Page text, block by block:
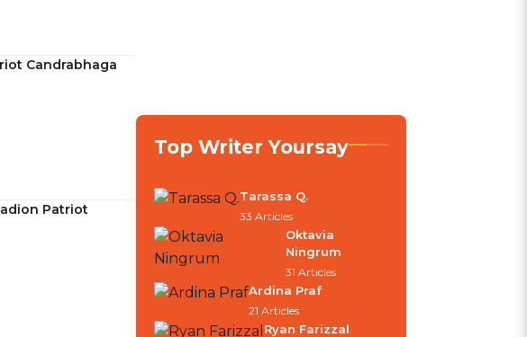
Candrabhaga
Patriot
Top Writer Yoursay
Tarassa Q.
33 Articles
Oktavia
Ningrum
31 Articles
Ardina Praf
21 Articles
Ryan Farizzal